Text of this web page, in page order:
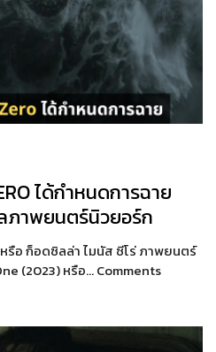
ได้กำหนดการฉาย
ภาพยนตร์นิวยอร์ก
รือ ก็อดซิลล่า ไมนัส ซีโร่ ภาพยนตร์
(2023) หรือ… Comments